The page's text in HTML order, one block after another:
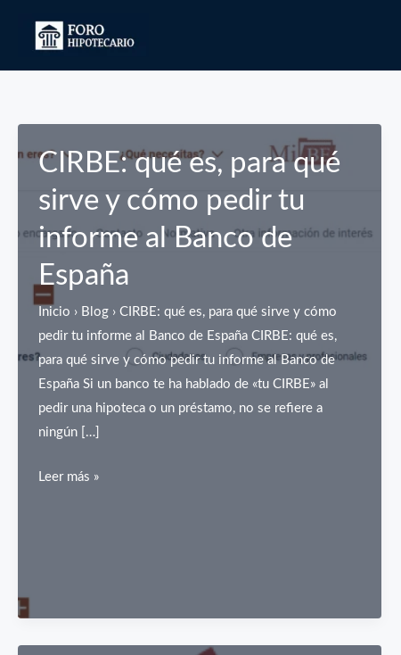
CIRBE: qué es, para qué
sirve y cómo pedir tu
informe al Banco de
España
Inicio › Blog › CIRBE: qué es, para qué sirve y cómo
pedir tu informe al Banco de España CIRBE: qué es,
para qué sirve y cómo pedir tu informe al Banco de
España Si un banco te ha hablado de «tu CIRBE» al
pedir una hipoteca o un préstamo, no se refiere a
ningún […]
CIRBE:
y
cómo
Leer más »